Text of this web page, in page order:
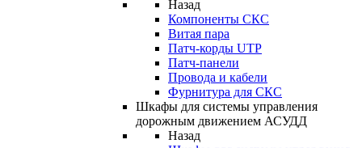
Назад
Компоненты СКС
Витая пара
Патч-корды UTP
Патч-панели
Провода и кабели
Фурнитура для СКС
Шкафы для системы управления
дорожным движением АСУДД
Назад